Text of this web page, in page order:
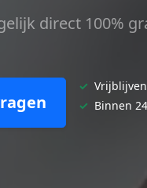
direct 100%
✓
✓ Binnen